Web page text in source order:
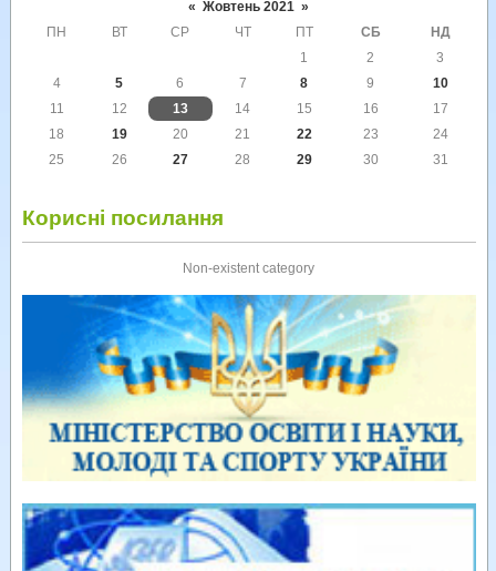
« Жовтень 2021 »
ПН
ВТ СР ЧТ ПТ СБ
НД
1
2
3
4
5 6 7 8 9
10
11
12 13 14 15 16
17
18
19 20 21 22 23
24
25
26 27 28 29 30 31
Корисні посилання
Non-existent category